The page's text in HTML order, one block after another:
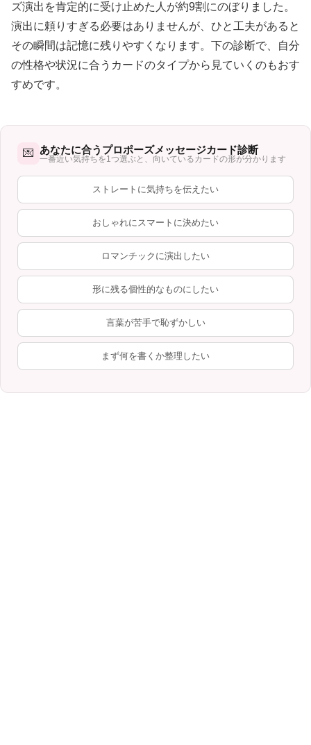
ズ演出を肯定的に受け止めた人が約9割にのぼりました。
演出に頼りすぎる必要はありませんが、ひと工夫があると
その瞬間は記憶に残りやすくなります。下の診断で、自分
の性格や状況に合うカードのタイプから見ていくのもおす
すめです。
💌 あなたに合うプロポーズメッセージカード診断
一番近い気持ちを1つ選ぶと、向いているカードの形が分かります
ストレートに気持ちを伝えたい
おしゃれにスマートに決めたい
ロマンチックに演出したい
形に残る個性的なものにしたい
言葉が苦手で恥ずかしい
まず何を書くか整理したい